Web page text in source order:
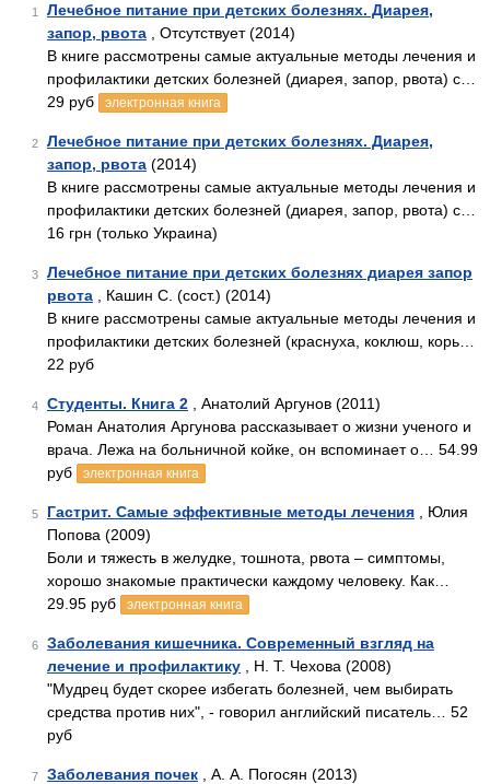
1
Лечебное питание при детских болезнях. Диарея,
запор, рвота , Отсутствует (2014)
В книге рассмотрены самые актуальные методы лечения и
профилактики детских болезней (диарея, запор, рвота) с…
29 руб
электронная книга
2
Лечебное питание при детских болезнях. Диарея,
запор, рвота (2014)
В книге рассмотрены самые актуальные методы лечения и
профилактики детских болезней (диарея, запор, рвота) с…
16 грн (только Украина)
3
Лечебное питание при детских болезнях диарея запор
рвота , Кашин С. (сост.) (2014)
В книге рассмотрены самые актуальные методы лечения и
профилактики детских болезней (краснуха, коклюш, корь…
22 руб
4 Студенты. Книга 2 , Анатолий Аргунов (2011)
Роман Анатолия Аргунова рассказывает о жизни ученого и
врача. Лежа на больничной койке, он вспоминает о… 54.99
руб
электронная книга
5 Гастрит. Самые эффективные методы лечения , Юлия
Попова (2009)
Боли и тяжесть в желудке, тошнота, рвота – симптомы,
хорошо знакомые практически каждому человеку. Как…
29.95 руб
электронная книга
6
Заболевания кишечника. Современный взгляд на
лечение и профилактику , Н. Т. Чехова (2008)
"Мудрец будет скорее избегать болезней, чем выбирать
средства против них", - говорил английский писатель… 52
руб
7 Заболевания почек , А. А. Погосян (2013)